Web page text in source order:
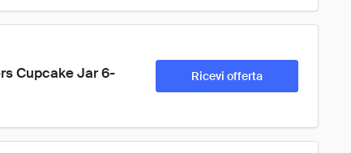
Cupcake Jar 6-
Ricevi offerta